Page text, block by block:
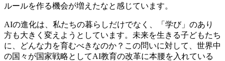
ルールを作る機会が増えたなと感じています。
AIの進化は、私たちの暮らしだけでなく、「学び」のあり
方も大きく変えようとしています。未来を生きる子どもたち
に、どんな力を育むべきなのか？この問いに対して、世界中
の国々が国家戦略としてAI教育の改革に本腰を入れている